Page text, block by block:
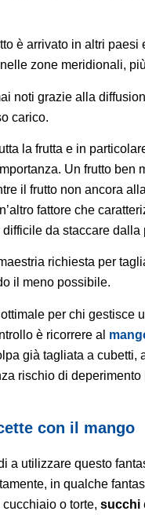
è arrivato in altri
zone meridionali,
noti grazie alla
carico.
la frutta e in
Un frutto ben
il frutto non ancora
fattore che
difficile da staccare dalla
richiesta per
il meno possibile.
per chi gestisce
è ricorrere al
già tagliata a cubetti,
rischio di
con il mango
a utilizzare questo
in qualche
cucchiaio o torte, succhi